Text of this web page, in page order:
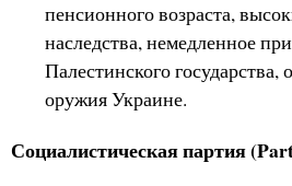
пенсионного возраста,
наследства, немедленное
Палестинского государства,
оружия Украине.
Социалистическая партия